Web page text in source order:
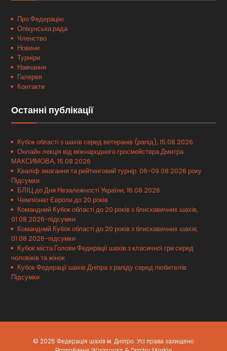
Про Федерацію
Опікунська рада
Членство
Новини
Турніри
Навчання
Галерея
Контакти
Останні публікації
Кубок області з шахів серед ветеранів (рапід), 15.08.2026
Онлайн лекція від міжнародного гросмейстера Дмитра
МАКСИМОВА, 15.08.2026
Кваліф змагання та рейтинговий турнір. 06-09.08.2026 року
Підсумки
БЛІЦ до Дня Незалежності України, 16.08.2026
Чемпіонат Європи до 20 років
Командний Кубок області до 20 років з блискавичних шахів,
01.08.2026-підсумки
Командний Кубок області до 20 років з блискавичних шахів,
01.08.2026-підсумки
Кубок міста Голови Федерації шахів з класичної гри серед
чоловіків та жінок
Кубок Федерації шахів Дніпра з рапіду серед любителів.
Підсумки.
© 2025 Федерація шахів м. Дніпро. Усі права захищено